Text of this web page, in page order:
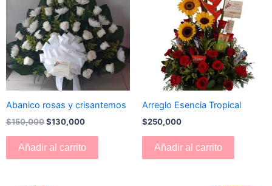
Abanico rosas y crisantemos
$150,000
era:
$150,000.
$130,000
es:
$130,000.
Añadir al carrito
Arreglo Esencia Tropical
$250,000
Añadir al carrito